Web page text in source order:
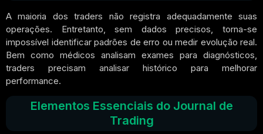
A maioria dos traders não registra adequadamente suas
operações. Entretanto, sem dados precisos, torna-se
impossível identificar padrões de erro ou medir evolução real.
Bem como médicos analisam exames para diagnósticos,
traders precisam analisar histórico para melhorar
performance.
Elementos Essenciais do Journal de
Trading